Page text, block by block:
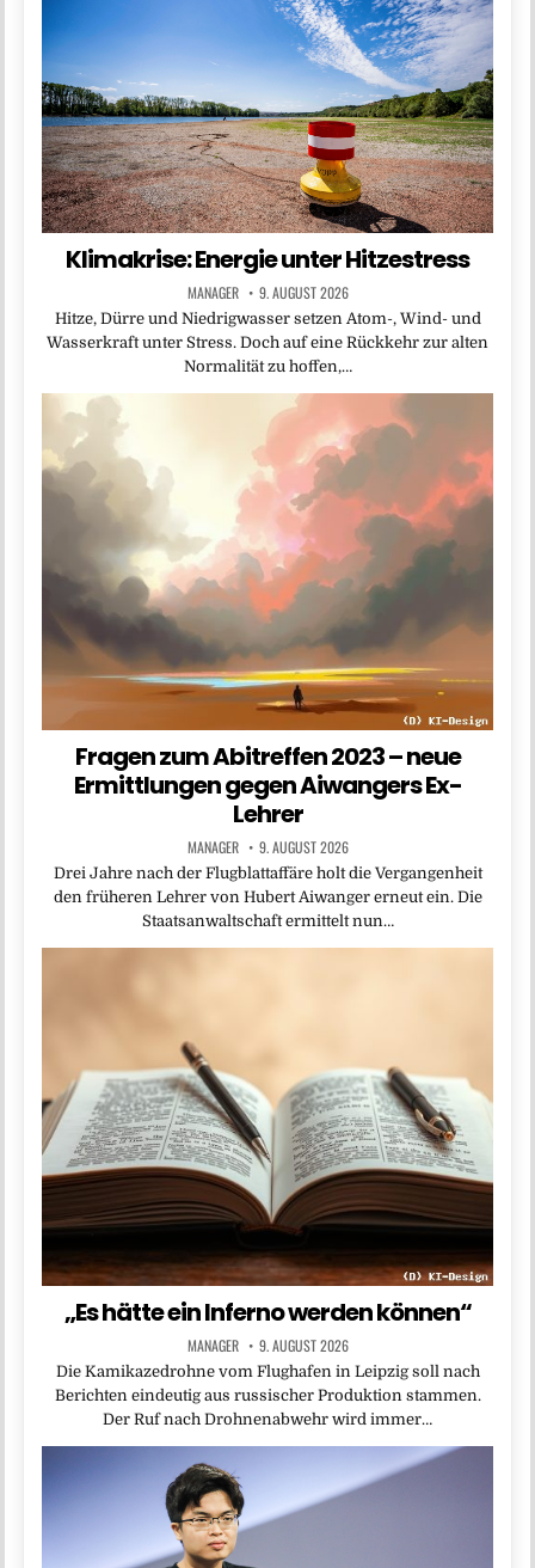
Klimakrise: Energie unter Hitzestress
MANAGER 9. AUGUST 2026
Hitze, Dürre und Niedrigwasser setzen Atom-, Wind- und
Wasserkraft unter Stress. Doch auf eine Rückkehr zur alten
Normalität zu hoffen,…
Fragen zum Abitreffen 2023 – neue
Ermittlungen gegen Aiwangers Ex-
Lehrer
MANAGER 9. AUGUST 2026
Drei Jahre nach der Flugblattaffäre holt die Vergangenheit
den früheren Lehrer von Hubert Aiwanger erneut ein. Die
Staatsanwaltschaft ermittelt nun…
„Es hätte ein Inferno werden können“
MANAGER 9. AUGUST 2026
Die Kamikazedrohne vom Flughafen in Leipzig soll nach
Berichten eindeutig aus russischer Produktion stammen.
Der Ruf nach Drohnenabwehr wird immer…